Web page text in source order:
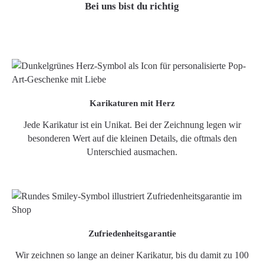
Bei uns bist du richtig
Karikaturen mit Herz
Jede Karikatur ist ein Unikat. Bei der Zeichnung legen wir
besonderen Wert auf die kleinen Details, die oftmals den
Unterschied ausmachen.
Zufriedenheitsgarantie
Wir zeichnen so lange an deiner Karikatur, bis du damit zu 100